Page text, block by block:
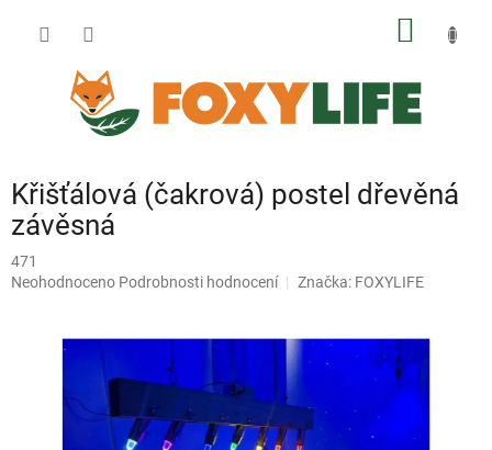
Křišťálová (čakrová) postel dřevěná
závěsná
471
Průměrné
Neohodnoceno Podrobnosti hodnocení Značka: FOXYLIFE